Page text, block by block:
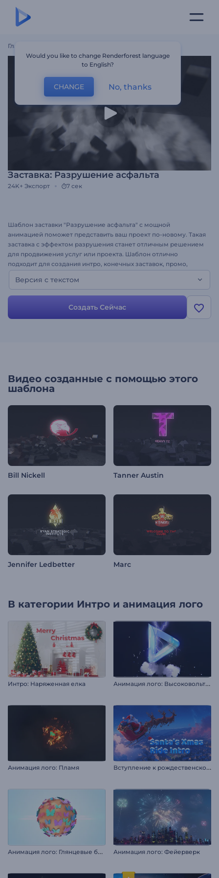
Главная
Заставка: Разрушение асфальта
24K+ Экспорт 7 сек
Шаблон заставки "Разрушение асфальта" с мощной
анимацией поможет представить ваш проект по-новому. Такая
заставка с эффектом разрушения станет отличным решением
для продвижения услуг или проекта. Шаблон отлично
подходит для создания интро, конечных заставок, промо,
заставки для компаний и других корпоративных целей,
оформления YouTube-канала, проморолика для мероприятия
текстом. Просто введите свой текст и создайте впечатляющую
Версия с текстом
Создать Сейчас
Видео созданные с помощью этого
шаблона
Bill Nickell Tanner Austin
Jennifer Ledbetter Marc
В категории Интро и анимация лого
Интро: Наряженная елка А
нимация лого: Высоковольтная молния
Анимация лого: Пламя В
ступление к рождественскому приключению Санты
А
нимация лого: Глянцевые бабочки Анимация лого: Фейерверк
Would you like to change Renderforest language
to English?
CHANGE No, thanks